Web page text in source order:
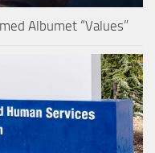
Albumet “Values”